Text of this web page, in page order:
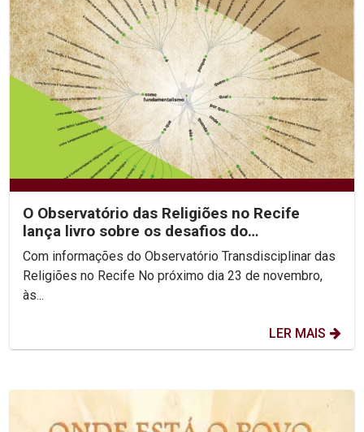
O Observatório das Religiões no Recife
lança livro sobre os desafios do
Fundamentalismo
Com informações do Observatório Transdisciplinar das
Religiões no Recife No próximo dia 23 de novembro,
às...
LER MAIS